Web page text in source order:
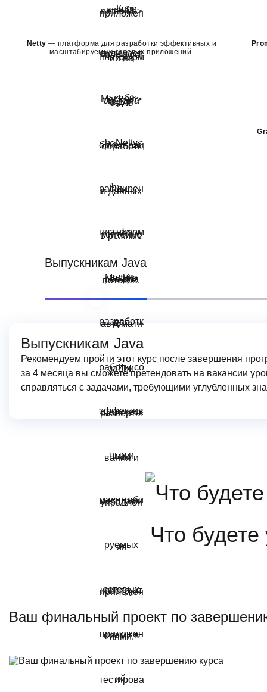
Модуль.Реактивное
4-й
Netty — платформа для разработки эффективных и
масштабируемых сетевых приложений.
Выпускникам Java
Выпускникам Java
Рекомендуем пройти этот курс после завершения
за 4 месяца вы сможете претендовать на вакансии
справляться с задачами, требующими углубленных
Что
Ваш финальный проект по